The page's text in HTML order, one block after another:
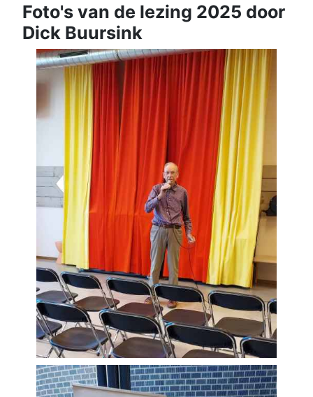
Foto's van de lezing 2025 door
Dick Buursink